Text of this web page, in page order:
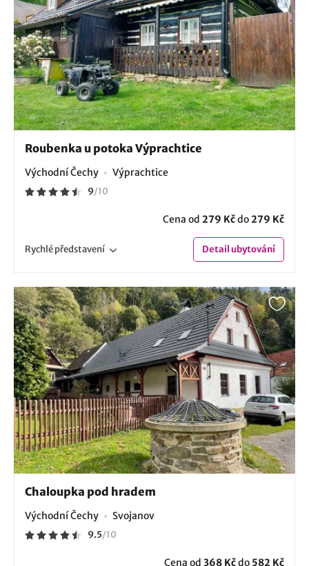
Roubenka u potoka Výprachtice
Východní Čechy Výprachtice
9/10
Cena od 279 Kčdo279 Kč
Rychlépředstavení Detailubytování
Chaloupka pod hradem
Východní Čechy Svojanov
9.5/10
Cena od 368 Kčdo 582 Kč